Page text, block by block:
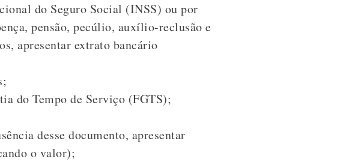
do Seguro Social (INSS) ou por
pensão, pecúlio, auxílio-reclusão e
apresentar extrato bancário
do Tempo de Serviço (FGTS);
desse documento, apresentar
o valor);